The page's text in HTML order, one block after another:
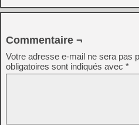
Commentaire ¬
Votre adresse e-mail ne sera pas
obligatoires sont indiqués avec *